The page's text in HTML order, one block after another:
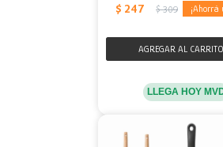
$ 247 $ 309
LLEGA HOY